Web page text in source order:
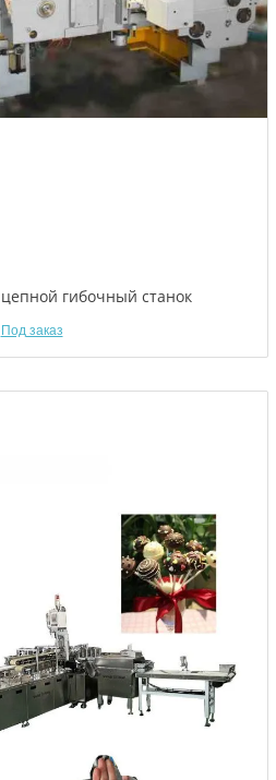
гибочный станок
Под заказ